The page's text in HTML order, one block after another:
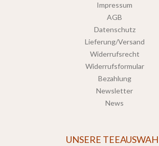
Impressum
AGB
Datenschutz
Lieferung/Versand
Widerrufsrecht
Widerrufsformular
Bezahlung
Newsletter
News
UNSERE